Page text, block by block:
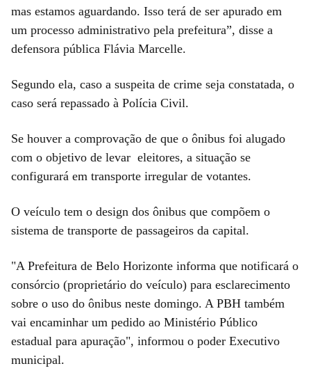
mas estamos aguardando. Isso terá de ser apurado em
um processo administrativo pela prefeitura”, disse a
defensora pública Flávia Marcelle.
Segundo ela, caso a suspeita de crime seja constatada, o
caso será repassado à Polícia Civil.
Se houver a comprovação de que o ônibus foi alugado
com o objetivo de levar eleitores, a situação se
configurará em transporte irregular de votantes.
O veículo tem o design dos ônibus que compõem o
sistema de transporte de passageiros da capital.
"A Prefeitura de Belo Horizonte informa que notificará o
consórcio (proprietário do veículo) para esclarecimento
sobre o uso do ônibus neste domingo. A PBH também
vai encaminhar um pedido ao Ministério Público
estadual para apuração", informou o poder Executivo
municipal.